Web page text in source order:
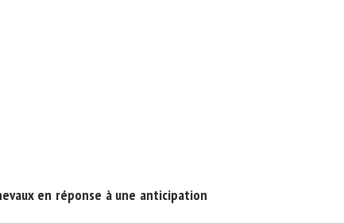
en réponse à une anticipation